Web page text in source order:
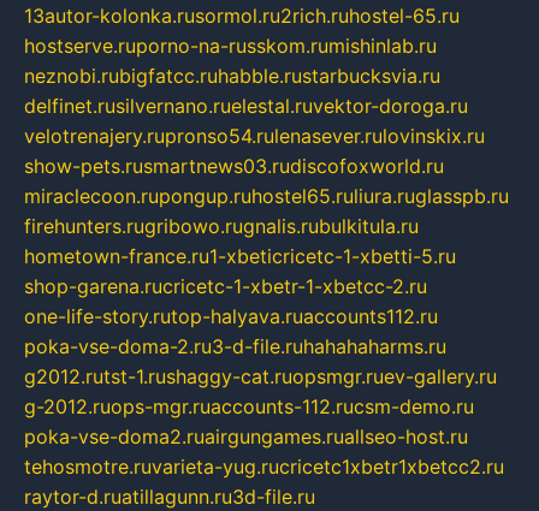
13autor-kolonka.rusormol.ru2rich.ruhostel-65.ru
hostserve.ruporno-na-russkom.rumishinlab.ru
neznobi.rubigfatcc.ruhabble.rustarbucksvia.ru
delfinet.rusilvernano.ruelestal.ruvektor-doroga.ru
velotrenajery.rupronso54.rulenasever.rulovinskix.ru
show-pets.rusmartnews03.rudiscofoxworld.ru
miraclecoon.rupongup.ruhostel65.ruliura.ruglasspb.ru
firehunters.rugribowo.rugnalis.rubulkitula.ru
hometown-france.ru1-xbeticricetc-1-xbetti-5.ru
shop-garena.rucricetc-1-xbetr-1-xbetcc-2.ru
one-life-story.rutop-halyava.ruaccounts112.ru
poka-vse-doma-2.ru3-d-file.ruhahahaharms.ru
g2012.rutst-1.rushaggy-cat.ruopsmgr.ruev-gallery.ru
g-2012.ruops-mgr.ruaccounts-112.rucsm-demo.ru
poka-vse-doma2.ruairgungames.ruallseo-host.ru
tehosmotre.ruvarieta-yug.rucricetc1xbetr1xbetcc2.ru
raytor-d.ruatillagunn.ru3d-file.ru